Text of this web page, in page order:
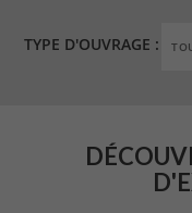
TYPE D'OUVRAGE :